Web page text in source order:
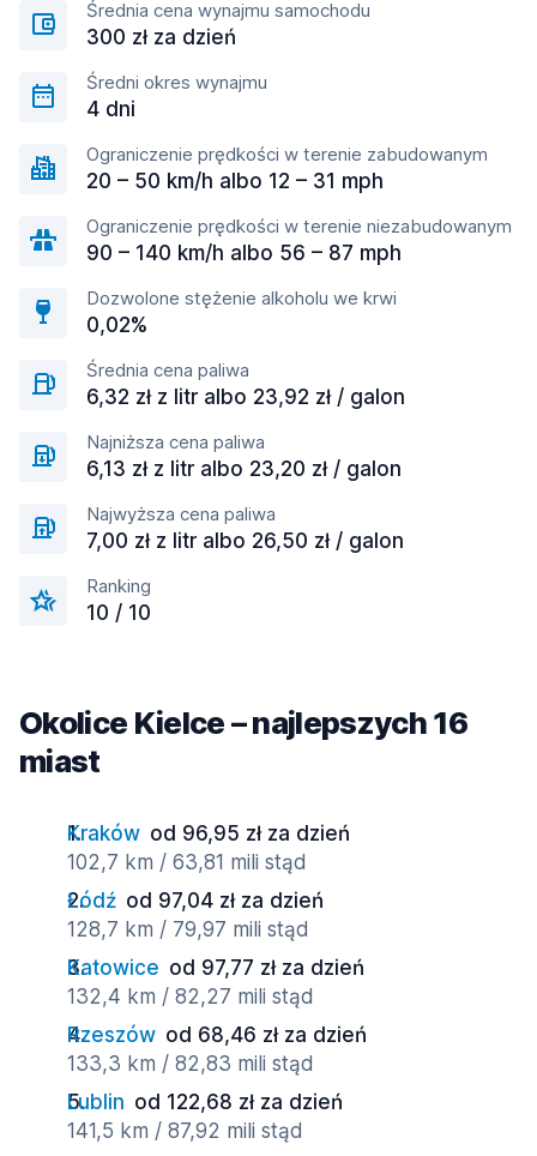
Średnia cena wynajmu samochodu
300 zł za dzień
Średni okres wynajmu
4 dni
Ograniczenie prędkości w terenie zabudowanym
20 – 50 km/h albo 12 – 31 mph
Ograniczenie prędkości w terenie niezabudowanym
90 – 140 km/h albo 56 – 87 mph
Dozwolone stężenie alkoholu we krwi
0,02%
Średnia cena paliwa
6,32 zł z litr albo 23,92 zł / galon
Najniższa cena paliwa
6,13 zł z litr albo 23,20 zł / galon
Najwyższa cena paliwa
7,00 zł z litr albo 26,50 zł / galon
Ranking
10 / 10
Okolice Kielce – najlepszych 16
miast
Kraków od 96,95 zł za dzień
102,7 km / 63,81 mili stąd
Łódź od 97,04 zł za dzień
128,7 km / 79,97 mili stąd
Katowice od 97,77 zł za dzień
132,4 km / 82,27 mili stąd
Rzeszów od 68,46 zł za dzień
133,3 km / 82,83 mili stąd
Lublin od 122,68 zł za dzień
141,5 km / 87,92 mili stąd